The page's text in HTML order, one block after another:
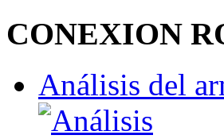
CONEXION
Análisis del